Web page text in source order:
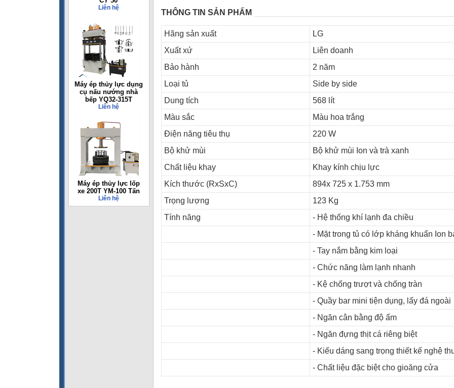
Liên hệ
Máy ép thủy lực dụng
cụ nấu nướng nhà
bếp YQ32-315T
Liên hệ
Máy ép thủy lực lốp
xe 200T YM-100 Tấn
Liên hệ
THÔNG TIN SẢN PHẨM
Hãng sản xuất
LG
Xuất xứ
Liên doanh
Bảo hành
2 năm
Loại tủ
Side by side
Dung tích
568 lít
Màu sắc
Màu hoa trắng
Điện năng tiêu thụ
220 W
Bộ khử mùi
Bộ khử mùi Ion và trà xanh
Chất liệu khay
Khay kính chịu lực
Kích thước (RxSxC)
894x 725 x 1.753 mm
Trọng lượng
123 Kg
Tính năng
- Hệ thống khí lạnh đa chiều
- Mặt trong tủ có lớp kháng khuẩn Ion
- Tay nắm bằng kim loại
- Chức năng làm lạnh nhanh
- Kệ chống trượt và chống tràn
- Quầy bar mini tiện dụng, lấy đá ngoài
- Ngăn cân bằng độ ẩm
- Ngăn đựng thịt cá riêng biệt
- Kiếu dáng sang trọng thiết kế nghệ
- Chất liệu đặc biệt cho gioăng cửa